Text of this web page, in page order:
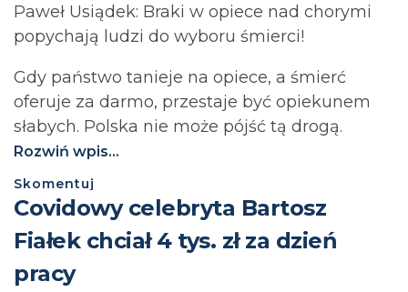
Paweł Usiądek: Braki w opiece nad chorymi
popychają ludzi do wyboru śmierci!
Gdy państwo tanieje na opiece, a śmierć
oferuje za darmo, przestaje być opiekunem
słabych. Polska nie może pójść tą drogą.⁩
Rozwiń wpis...
Skomentuj
Covidowy celebryta Bartosz
Fiałek chciał 4 tys. zł za dzień
pracy